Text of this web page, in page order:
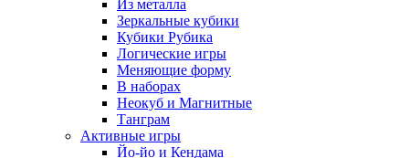
Из металла
Зеркальные кубики
Кубики Рубика
Логические игры
Меняющие форму
В наборах
Неокуб и Магнитные
Танграм
Активные игры
Йо-йо и Кендама